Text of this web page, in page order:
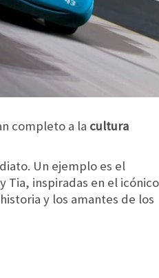
completo a la cultura
Un ejemplo es el
Tia, inspiradas en el icónico
y los amantes de los